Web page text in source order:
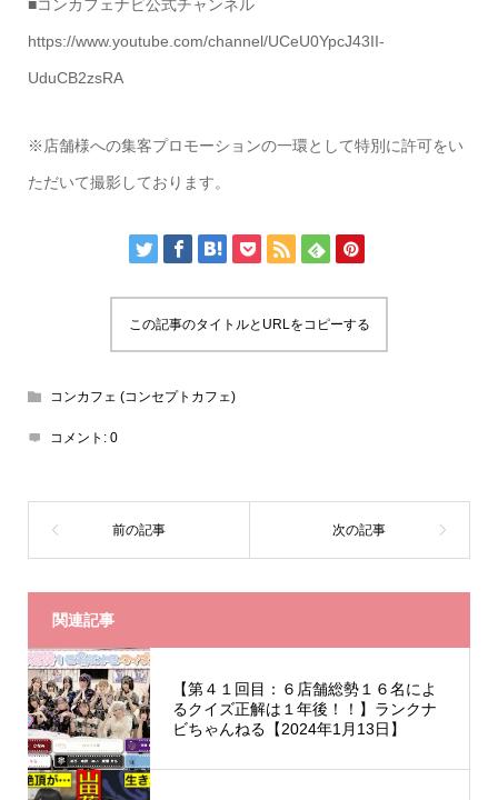
■コンカフェナビ公式チャンネル
https://www.youtube.com/channel/UCeU0YpcJ43II-
UduCB2zsRA
※店舗様への集客プロモーションの一環として特別に許可をい
ただいて撮影しております。
この記事のタイトルとURLをコピーする
コンカフェ (コンセプトカフェ)
コメント: 0
関連記事
【第４１回目：６店舗総勢１６名によ
るクイズ正解は１年後！！】ランクナ
ビちゃんねる【2024年1月13日】